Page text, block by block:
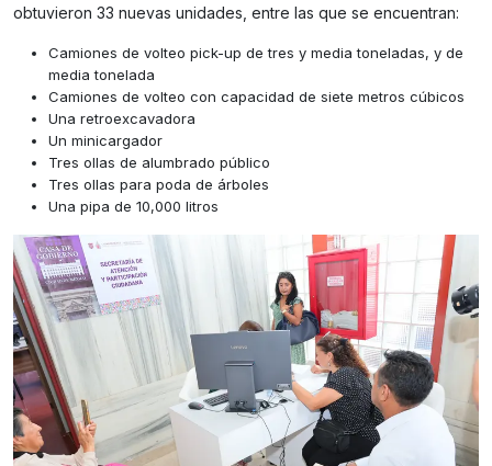
obtuvieron 33 nuevas unidades, entre las que se encuentran:
Camiones de volteo pick-up de tres y media toneladas, y de
media tonelada
Camiones de volteo con capacidad de siete metros cúbicos
Una retroexcavadora
Un minicargador
Tres ollas de alumbrado público
Tres ollas para poda de árboles
Una pipa de 10,000 litros